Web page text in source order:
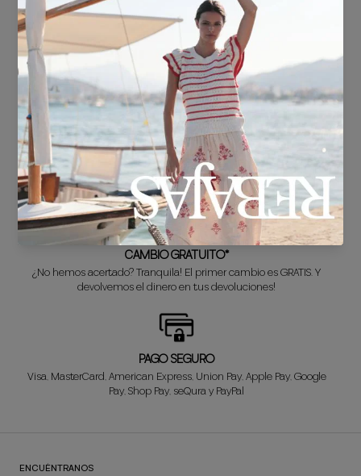
ENVÍO GRATIS*
En compras superiores a 30€.
ENTREGA EN 24/48h
Sabemos que no puedes esperar a estrenar tu nuevo look, así que lo
preparamos súper rápido para ti.
CAMBIO GRATUITO*
¿No hemos acertado? Tranquila! El primer cambio es GRATIS. Y
devolvemos el dinero en tus devoluciones!
PAGO SEGURO
Visa, MasterCard, American Express, Union Pay, Apple Pay, Google
Pay, Shop Pay, seQura y PayPal
ENCUÉNTRANOS